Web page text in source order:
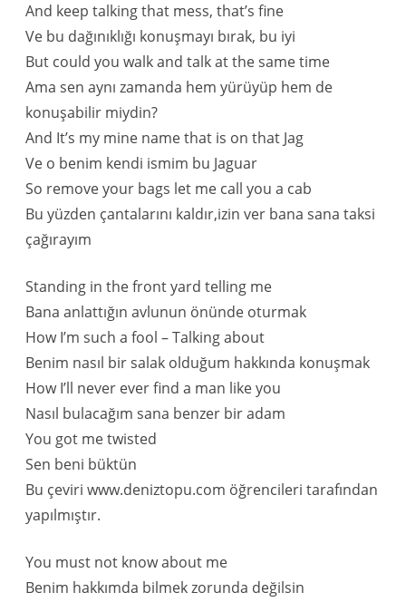
And keep talking that mess, that’s fine
Ve bu dağınıklığı konuşmayı bırak, bu iyi
But could you walk and talk at the same time
Ama sen aynı zamanda hem yürüyüp hem de
konuşabilir miydin?
And It’s my mine name that is on that Jag
Ve o benim kendi ismim bu Jaguar
So remove your bags let me call you a cab
Bu yüzden çantalarını kaldır,izin ver bana sana taksi
çağırayım
Standing in the front yard telling me
Bana anlattığın avlunun önünde oturmak
How I’m such a fool – Talking about
Benim nasıl bir salak olduğum hakkında konuşmak
How I’ll never ever find a man like you
Nasıl bulacağım sana benzer bir adam
You got me twisted
Sen beni büktün
Bu çeviri www.deniztopu.com öğrencileri tarafından
yapılmıştır.
You must not know about me
Benim hakkımda bilmek zorunda değilsin